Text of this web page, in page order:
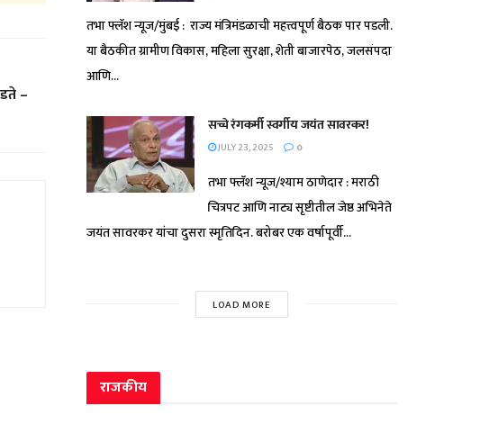
–
तभा फ्लॅश न्यूज/मुंबई : राज्य मंत्रिमंडळाची महत्त्वपूर्ण बैठक पार पडली.
या बैठकीत ग्रामीण विकास, महिला सुरक्षा, शेती बाजारपेठ, जलसंपदा
आणि...
सच्चे रंगकर्मी स्वर्गीय जयंत सावरकर!
JULY 23, 2025 0
तभा फ्लॅश न्यूज/श्याम ठाणेदार : मराठी
चित्रपट आणि नाट्य सृष्टीतील जेष्ठ अभिनेते
जयंत सावरकर यांचा दुसरा स्मृतिदिन. बरोबर एक वर्षापूर्वी...
LOAD MORE
राजकीय